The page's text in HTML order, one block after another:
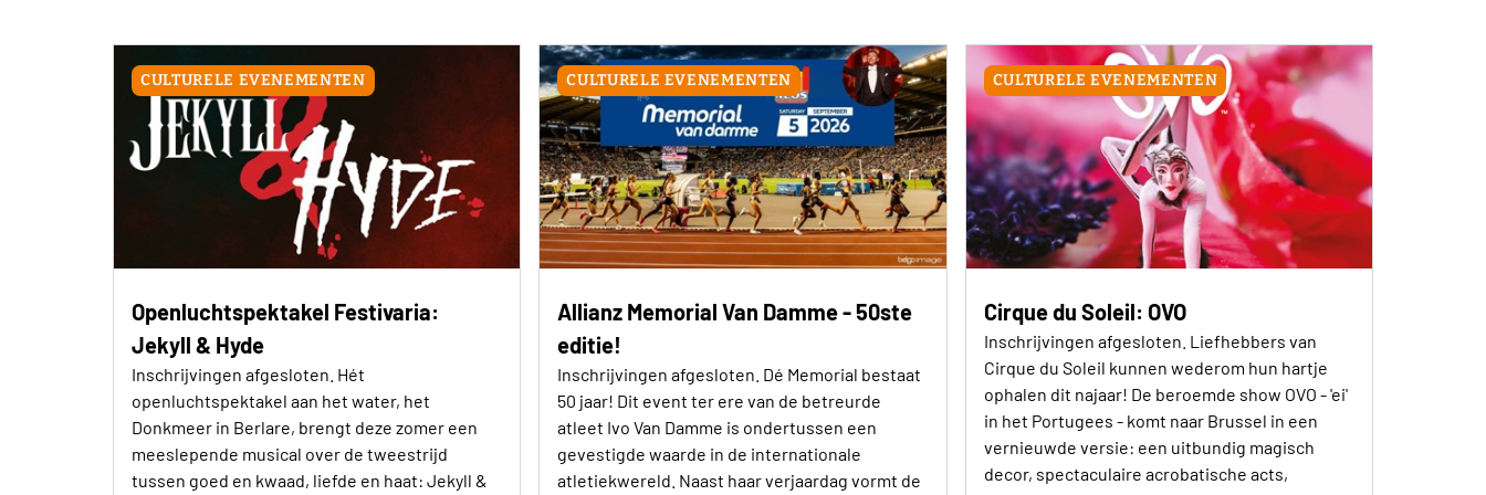
CULTURELE EVENEMENTEN
Openluchtspektakel Festivaria:
Jekyll & Hyde
Inschrijvingen afgesloten. Hét
openluchtspektakel aan het water, het
Donkmeer in Berlare, brengt deze zomer een
meeslepende musical over de tweestrijd
tussen goed en kwaad, liefde en haat: Jekyll &
CULTURELE EVENEMENTEN
Allianz Memorial Van Damme - 50ste
editie!
Inschrijvingen afgesloten. Dé Memorial bestaat
50 jaar! Dit event ter ere van de betreurde
atleet Ivo Van Damme is ondertussen een
gevestigde waarde in de internationale
atletiekwereld. Naast haar verjaardag vormt de
CULTURELE EVENEMENTEN
Cirque du Soleil: OVO
Inschrijvingen afgesloten. Liefhebbers van
Cirque du Soleil kunnen wederom hun hartje
ophalen dit najaar! De beroemde show OVO - 'ei'
in het Portugees - komt naar Brussel in een
vernieuwde versie: een uitbundig magisch
decor, spectaculaire acrobatische acts,